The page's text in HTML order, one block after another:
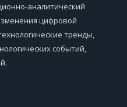
аналитический
цифровой
тренды,
событий,